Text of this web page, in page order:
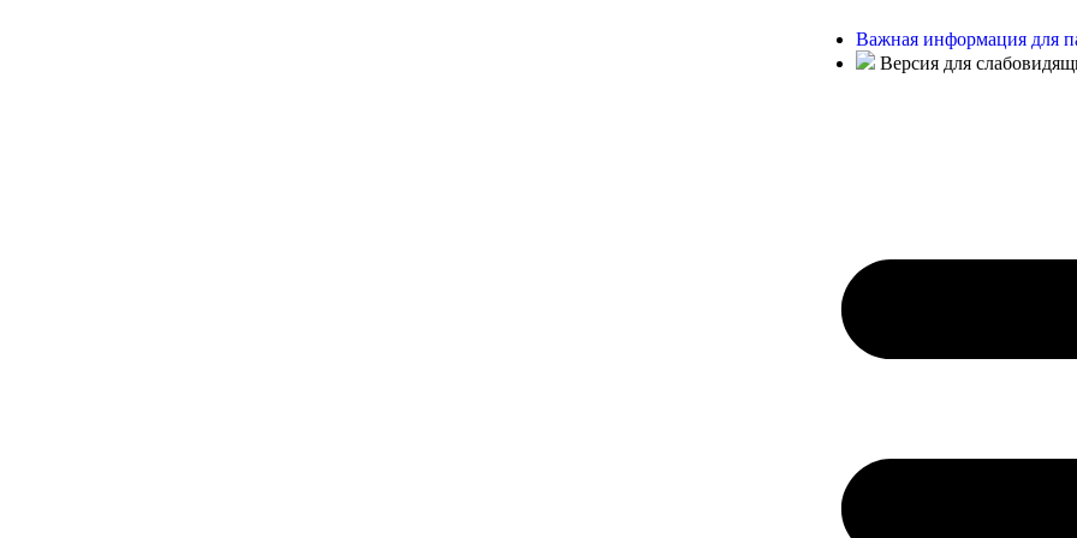
Важная информация для
Версия для